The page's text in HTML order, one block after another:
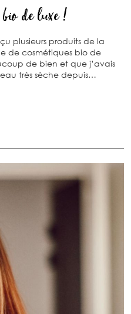
de luxe !
plusieurs produits de la
de cosmétiques bio de
de bien et que j’avais
très sèche depuis…